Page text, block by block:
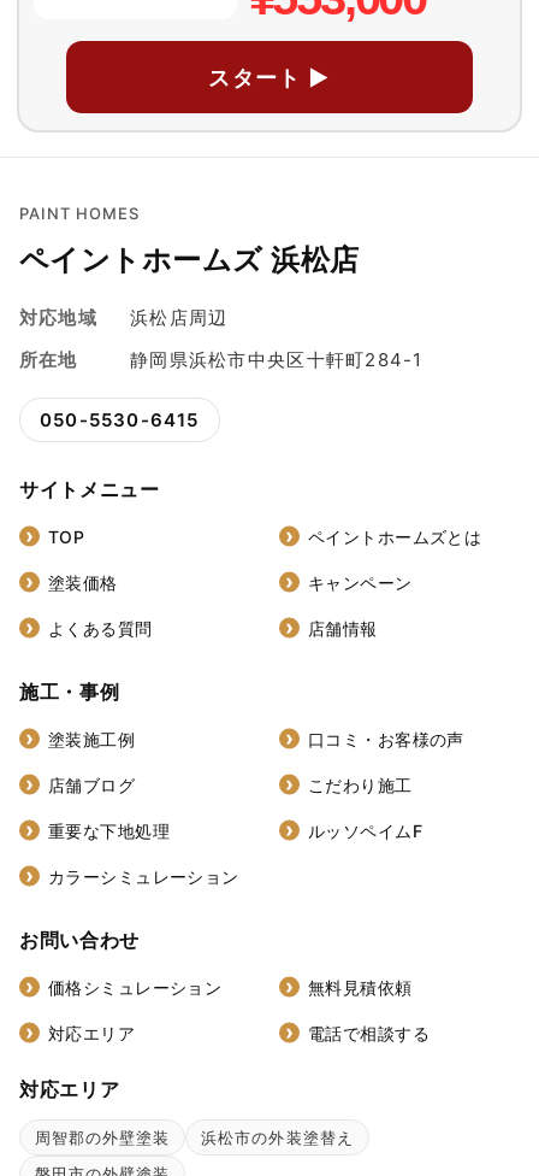
スタート ▶
PAINT HOMES
ペイントホームズ 浜松店
対応地域
浜松店周辺
所在地
静岡県浜松市中央区十軒町284-1
050-5530-6415
サイトメニュー
TOP ペイントホームズとは
塗装価格 キャンペーン
よくある質問 店舗情報
施工・事例
塗装施工例 口コミ・お客様の声
店舗ブログ こだわり施工
重要な下地処理 ルッソペイムF
カラーシミュレーション
お問い合わせ
価格シミュレーション 無料見積依頼
対応エリア 電話で相談する
対応エリア
周智郡の外壁塗装
浜松市の外装塗替え